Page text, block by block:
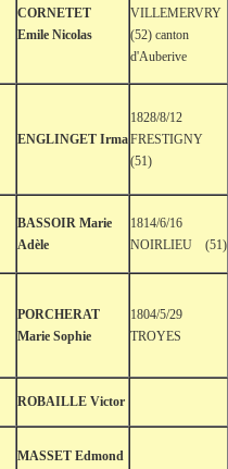
CORNETET
Emile Nicolas
VILLEMERVRY
(52) canton
d'Auberive
ENGLINGET Irma
1828/8/12
FRESTIGNY
(51)
BASSOIR Marie
Adèle
1814/6/16
NOIRLIEU (51)
PORCHERAT
Marie Sophie
1804/5/29
TROYES
ROBAILLE Victor
MASSET Edmond